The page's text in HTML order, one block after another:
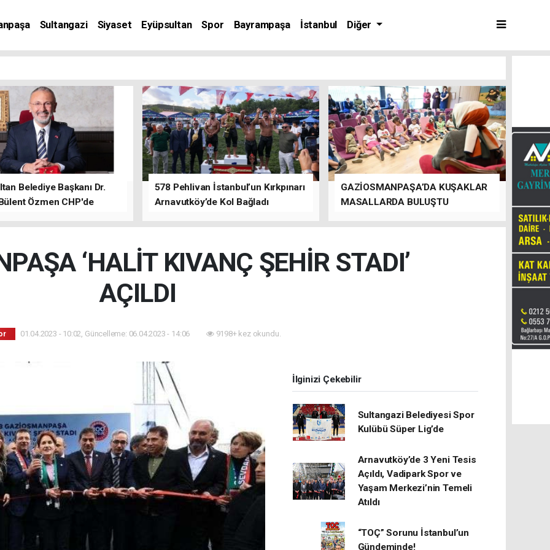
Sultangazi Siyaset Eyüpsultan Spor Bayrampaşa İstanbul Diğer
Belediye Başkanı Dr.
Özmen CHP'de
578 Pehlivan İstanbul’un Kırkpınarı
Arnavutköy’de Kol Bağladı
GAZİOSMANPAŞA’DA KUŞAKLAR
MASALLARDA BULUŞTU
‘HALİT KIVANÇ ŞEHİR STADI’
AÇILDI
01.04.2023 - 10:02, Güncelleme: 06.04.2023 - 14:06 9198+ kez okundu.
İlginizi Çekebilir
Sultangazi Belediyesi Spor
Kulübü Süper Lig’de
Arnavutköy’de 3 Yeni Tesis
Açıldı, Vadipark Spor ve
Yaşam Merkezi’nin Temeli
Atıldı
“TOÇ” Sorunu İstanbul’un
Gündeminde!